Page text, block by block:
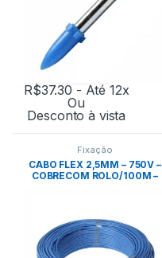
R$37.30 - Até 12x
Ou
Desconto à vista
Fixação
CABO FLEX 2,5MM – 750V –
COBRECOM ROLO/100M –